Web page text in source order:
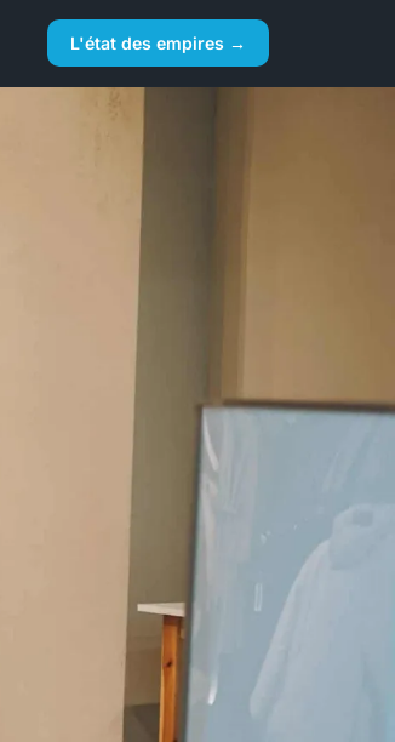
L'état des empires →